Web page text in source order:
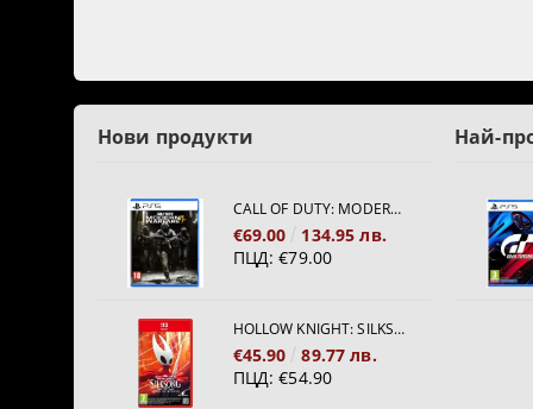
Нови продукти
CALL OF DUTY: MODERN WARFARE 4[PS5]
€69.00
134.95 лв.
ПЦД: €79.00
HOLLOW KNIGHT: SILKSONG [NINTENDO SWITCH 2]
€45.90
89.77 лв.
ПЦД: €54.90
Най-